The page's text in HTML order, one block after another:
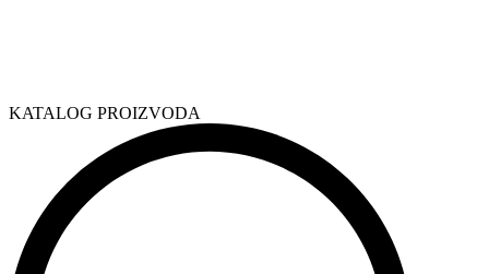
KATALOG PROIZVODA